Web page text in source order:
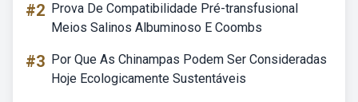
#2 Prova De Compatibilidade Pré-transfusional
Meios Salinos Albuminoso E Coombs
#3 Por Que As Chinampas Podem Ser Consideradas
Hoje Ecologicamente Sustentáveis